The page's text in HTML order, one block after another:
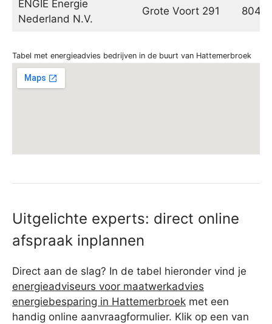
ENGIE Energie
Nederland N.V.
Grote Voort 291
Tabel met energieadvies bedrijven in de buurt van Hattemerbroek
Uitgelichte experts: direct online
afspraak inplannen
Direct aan de slag? In de tabel hieronder vind je
energieadviseurs voor maatwerkadvies
energiebesparing in Hattemerbroek met een
handig online aanvraagformulier. Klik op een van